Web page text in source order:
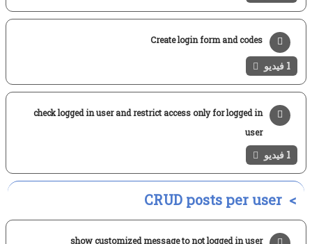
Create login form and codes
1 فيديو
check logged in user and restrict access only for logged in
user
1 فيديو
CRUD posts per user
show customized message to not logged in user